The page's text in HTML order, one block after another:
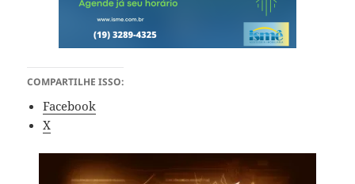
COMPARTILHE ISSO:
Facebook
X